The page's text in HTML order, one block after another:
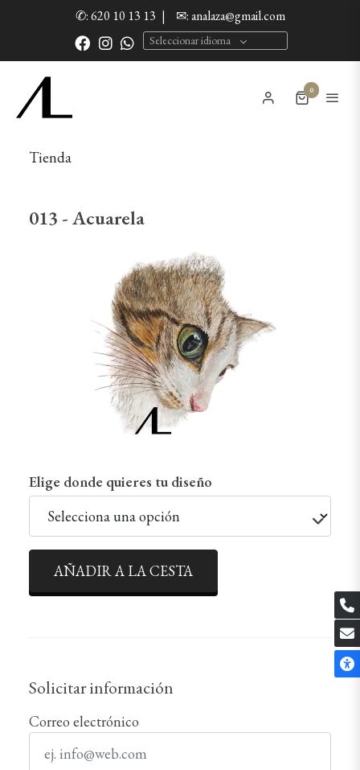
✆: 620 10 13 13 | ✉: analaza@gmail.com
Seleccionar idioma
0
Tienda
013 - Acuarela
Elige donde quieres tu diseño
AÑADIR A LA CESTA
Solicitar información
Correo electrónico